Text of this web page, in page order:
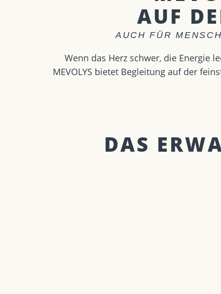
AUF
AUCH FÜR
Wenn das Herz schwer, die Energie
MEVOLYS bietet Begleitung auf der
DAS